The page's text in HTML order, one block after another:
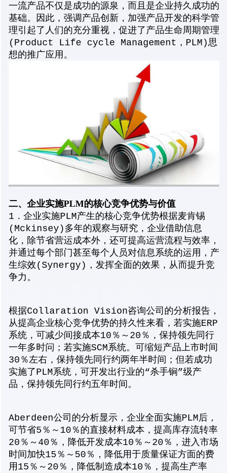
一流产品不仅是成功的源泉，而且是企业持久成功的
基础。因此，强调产品创新，加强产品开发的科学管
理引起了人们的充分重视，促进了产品生命周期管理
(Product Life cycle Management，PLM)思
想的推广应用。
二、企业实施PLM的核心竞争优势与价值
1．企业实施PLM产生的核心竞争优势根据麦肯锡
(Mckinsey)多年的观察与研究，企业借助信息
化，除节省营运成本外，还可提高运营流程与效率，
并通过每个部门甚至每个人员对信息系统的运用，产
生综效(Synergy)，发挥全面的效果，从而提升竞
争力。
根据Collaration Vision咨询公司的分析报告，
从提高企业核心竞争优势的持久性来看，若实施ERP
系统，可减少间接成本10％～20％，保持领先同行
一年多时问；若实施SCM系统。可缩短产品上市时间
30％左右，保持领先同行约两年半时间；但若成功
实施了PLM系统，可开发出行业的“杀手锏”级产
品，保持领先同行约五年时间。
Aberdeen公司的分析显示，企业全面实施PLM后，
可节省5％～10％的直接材料成本，提高库存流转率
20％～40％，降低开发成本10％～20％，进入市场
时间加快15％～50％，降低用于质量保证方面的费
用15％～20％，降低制造成本10％，提高生产率